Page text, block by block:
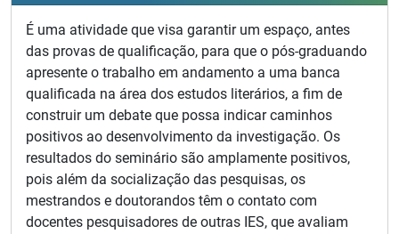
É uma atividade que visa garantir um espaço, antes
das provas de qualificação, para que o pós-graduando
apresente o trabalho em andamento a uma banca
qualificada na área dos estudos literários, a fim de
construir um debate que possa indicar caminhos
positivos ao desenvolvimento da investigação. Os
resultados do seminário são amplamente positivos,
pois além da socialização das pesquisas, os
mestrandos e doutorandos têm o contato com
docentes pesquisadores de outras IES, que avaliam